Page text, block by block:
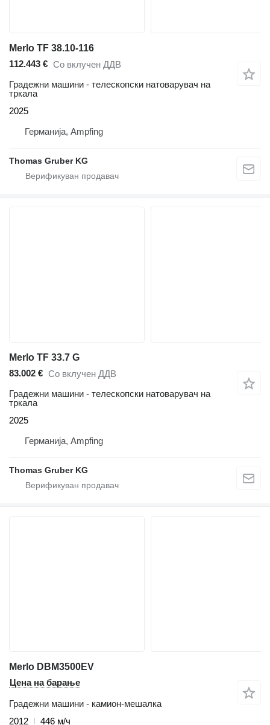
Merlo TF 38.10-116
112.443 € Со вклучен ДДВ
Градежни машини - телескопски натоварувач на
тркала
2025
Германија, Ampfing
Thomas Gruber KG
Merlo TF 33.7 G
83.002 € Со вклучен ДДВ
Градежни машини - телескопски натоварувач на
тркала
2025
Германија, Ampfing
Thomas Gruber KG
Merlo DBM3500EV
Цена на барање
Градежни машини - камион-мешалка
2012
446 м/ч